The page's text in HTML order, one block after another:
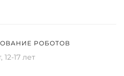
РОБОТОВ
12-17 лет